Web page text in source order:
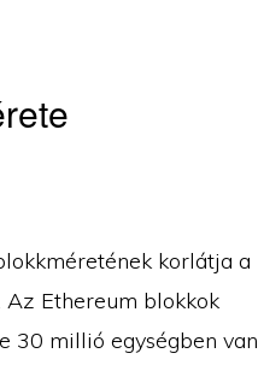
korlátja a
Az Ethereum blokkok
30 millió egységben van